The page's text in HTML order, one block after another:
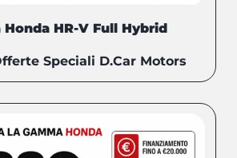
Honda HR-V Full Hybrid
Speciali D.Car Motors